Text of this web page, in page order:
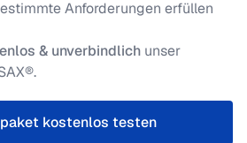
Anforderungen erfüllen
& unverbindlich unser
kostenlos testen